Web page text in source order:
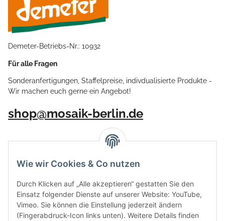
Wie wir Cookies & Co nutzen
Durch Klicken auf „Alle akzeptieren“ gestatten Sie den
Einsatz folgender Dienste auf unserer Website: YouTube,
Vimeo. Sie können die Einstellung jederzeit ändern
(Fingerabdruck-Icon links unten). Weitere Details finden
Demeter-Betriebs-Nr.: 10932
Für alle Fragen
Sonderanfertigungen, Staffelpreise, indivdualisierte Produkte -
Wir machen euch gerne ein Angebot!
shop@mosaik-berlin.de